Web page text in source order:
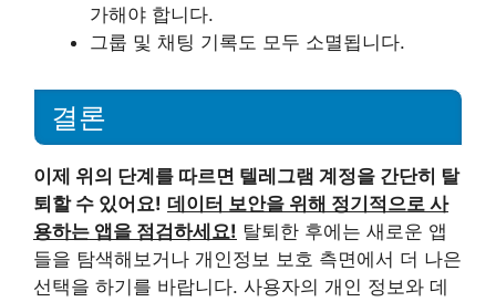
가해야 합니다.
그룹 및 채팅 기록도 모두 소멸됩니다.
결론
이제 위의 단계를 따르면 텔레그램 계정을 간단히 탈
퇴할 수 있어요! 데이터 보안을 위해 정기적으로 사
용하는 앱을 점검하세요! 탈퇴한 후에는 새로운 앱
들을 탐색해보거나 개인정보 보호 측면에서 더 나은
선택을 하기를 바랍니다. 사용자의 개인 정보와 데